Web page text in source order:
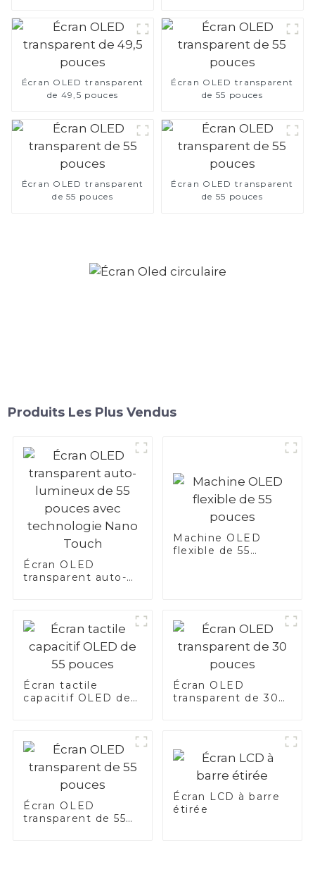
Écran OLED transparent
de 49,5 pouces
Écran OLED transparent
de 55 pouces
Écran OLED transparent
de 55 pouces
Écran OLED transparent
de 55 pouces
Produits Les Plus Vendus
Écran OLED
transparent auto-
Touch
Machine OLED
flexible de 55
Écran tactile
capacitif OLED de
Écran OLED
transparent de 30
Écran OLED
transparent de 55
Écran LCD à barre
étirée